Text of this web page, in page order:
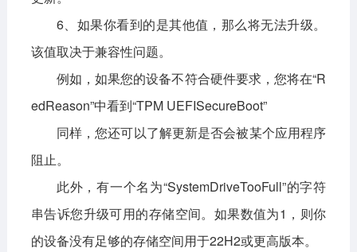
6、如果你看到的是其他值，那么将无法升级。
该值取决于兼容性问题。
例如，如果您的设备不符合硬件要求，您将在“R
edReason”中看到“TPM UEFISecureBoot”
同样，您还可以了解更新是否会被某个应用程序
阻止。
此外，有一个名为“SystemDriveTooFull”的字符
串告诉您升级可用的存储空间。如果数值为1，则你
的设备没有足够的存储空间用于22H2或更高版本。